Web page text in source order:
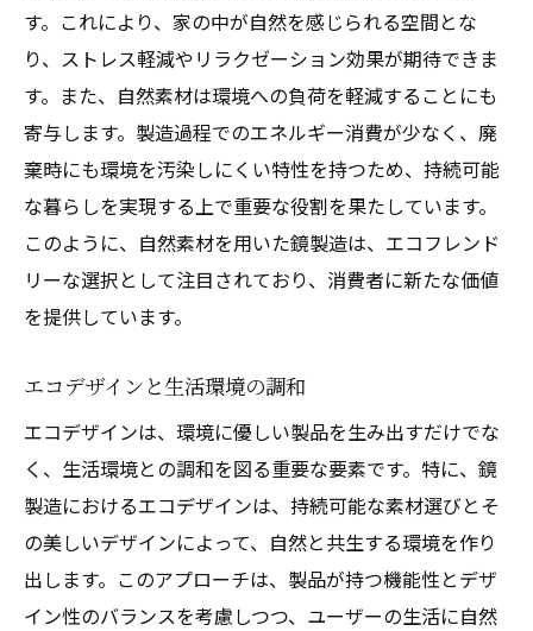
環境への影響を最小化する製造法
木材と天然石による鏡製造の魅力的な転換点
木材の可能性を広げるデザイン
天然石がもたらす新たな価値
素材の組み合わせが生む斬新なアイデア
伝統と革新の融合
自然素材の新しい活用法
豊かなデザインを生む素材選び
インテリアデザインにおける自然の力
鏡がもたらす空間の変化
素材が持つ心理的な影響
生活空間と自然素材のシナジー
空間の中心となるデザインの秘訣
自然素材が空間に与える存在感
す。これにより、家の中が自然を感じられる空間とな
り、ストレス軽減やリラクゼーション効果が期待できま
す。また、自然素材は環境への負荷を軽減することにも
寄与します。製造過程でのエネルギー消費が少なく、廃
棄時にも環境を汚染しにくい特性を持つため、持続可能
な暮らしを実現する上で重要な役割を果たしています。
このように、自然素材を用いた鏡製造は、エコフレンド
リーな選択として注目されており、消費者に新たな価値
を提供しています。
エコデザインと生活環境の調和
エコデザインは、環境に優しい製品を生み出すだけでな
く、生活環境との調和を図る重要な要素です。特に、鏡
製造におけるエコデザインは、持続可能な素材選びとそ
の美しいデザインによって、自然と共生する環境を作り
出します。このアプローチは、製品が持つ機能性とデザ
イン性のバランスを考慮しつつ、ユーザーの生活に自然